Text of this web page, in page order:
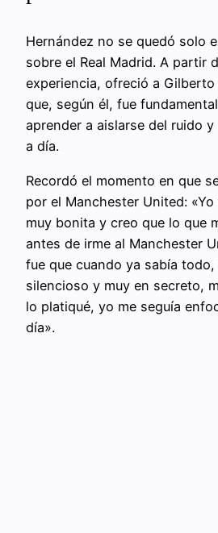
Hernández no se quedó solo
sobre el Real Madrid. A partir
experiencia, ofreció a
que, según él, fue
aprender a aislarse del ruido
a día.
Recordó el momento en que
por el Manchester United:
muy bonita y creo que lo que
antes de irme al Manchester
fue que cuando ya sabía
silencioso y muy en secreto,
lo platiqué, yo me seguía
día».